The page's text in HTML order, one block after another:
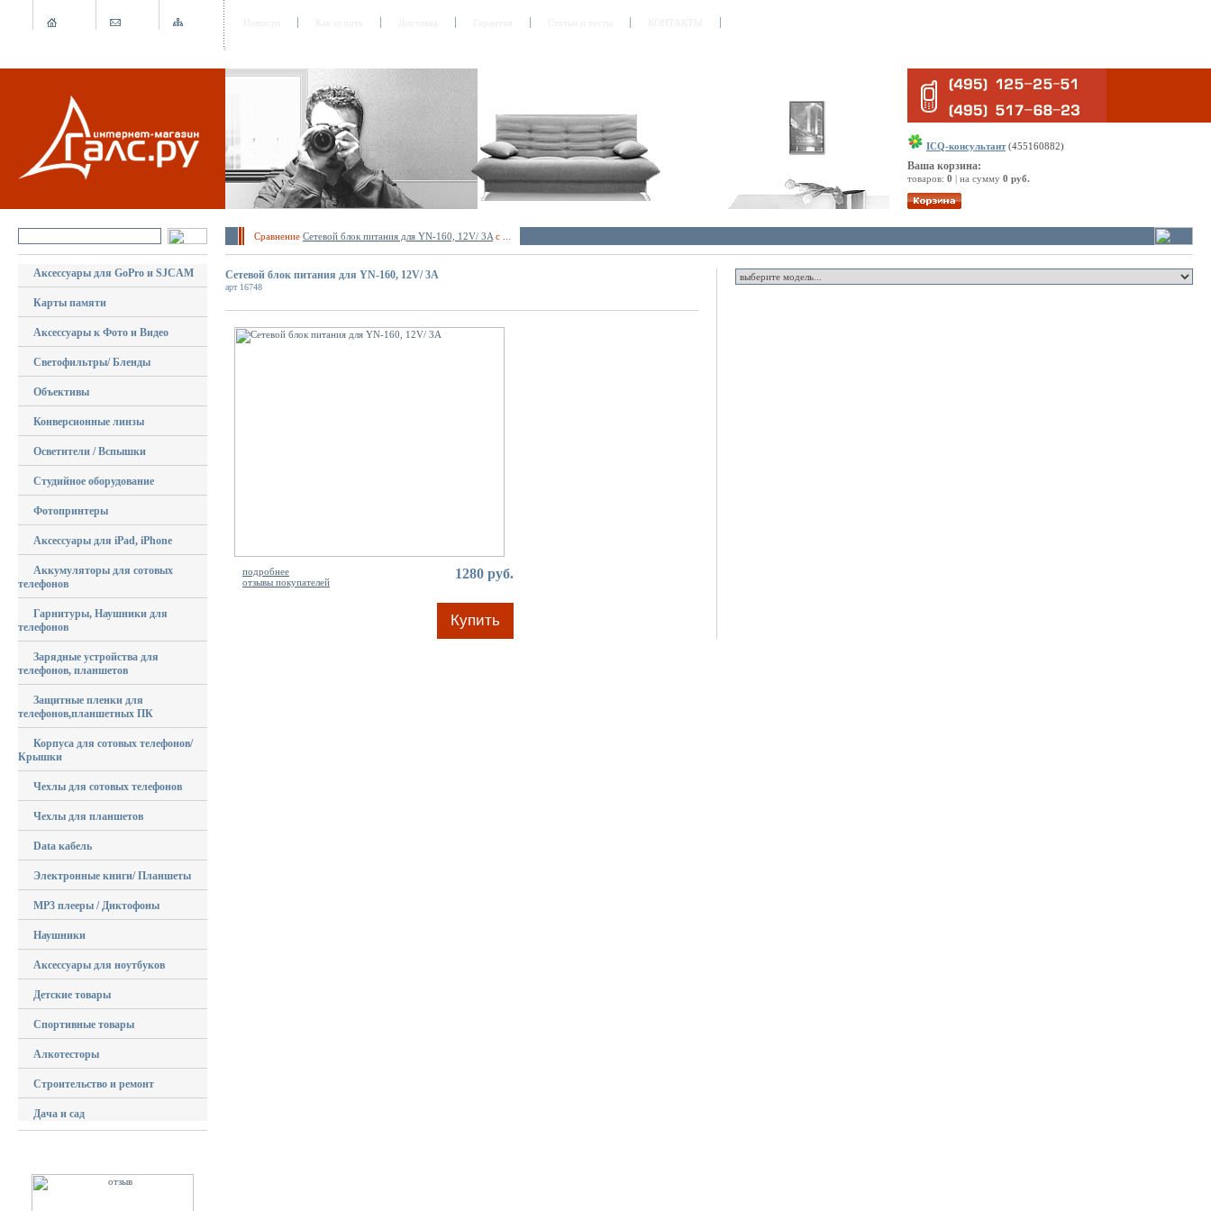
ICQ-консультант(455160882)
Ваша корзина:
товаров: 0 | на сумму 0 руб.
Сравнение Сетевой блок питания для YN-160, 12V/ 3A с ...
Аксессуары для GoPro и SJCAM
Карты памяти
Аксессуары к Фото и Видео
Светофильтры/ Бленды
Объективы
Конверсионные линзы
Осветители / Вспышки
Студийное оборудование
Фотопринтеры
Аксессуары для iPad, iPhone
Аккумуляторы для сотовых
телефонов
Гарнитуры, Наушники для
телефонов
Зарядные устройства для
телефонов, планшетов
Защитные пленки для
телефонов,планшетных ПК
Корпуса для сотовых телефонов/
Крышки
Чехлы для сотовых телефонов
Чехлы для планшетов
Data кабель
Электронные книги/ Планшеты
MP3 плееры / Диктофоны
Наушники
Аксессуары для ноутбуков
Детские товары
Спортивные товары
Алкотесторы
Строительство и ремонт
Дача и сад
Сетевой блок питания для YN-160, 12V/ 3A
арт 16748
подробнее
отзывы покупателей
1280 руб.
Купить